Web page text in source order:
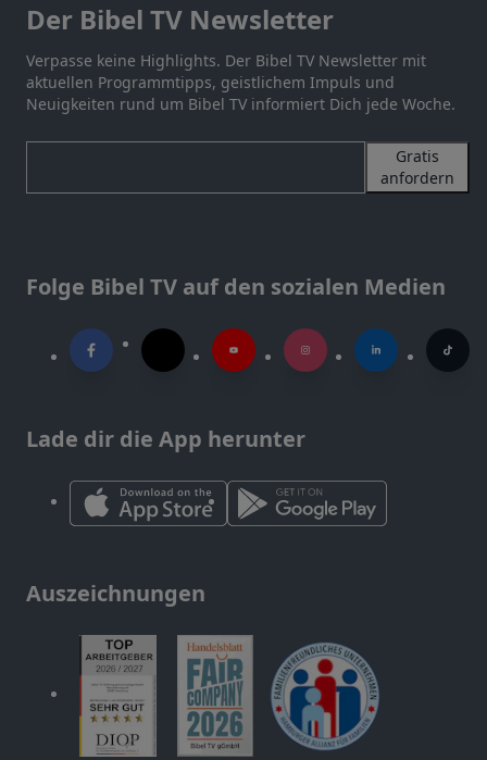
Der Bibel TV Newsletter
Verpasse keine Highlights. Der Bibel TV Newsletter mit
aktuellen Programmtipps, geistlichem Impuls und
Neuigkeiten rund um Bibel TV informiert Dich jede Woche.
Gratis
anfordern
Folge Bibel TV auf den sozialen Medien
Lade dir die App herunter
Auszeichnungen